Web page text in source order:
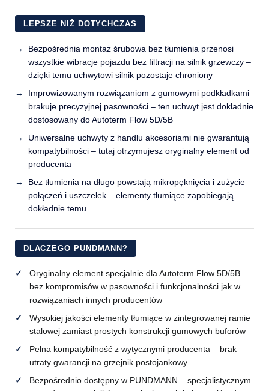
LEPSZE NIŻ DOTYCHCZAS
Bezpośrednia montaż śrubowa bez tłumienia przenosi
wszystkie wibracje pojazdu bez filtracji na silnik grzewczy –
dzięki temu uchwytowi silnik pozostaje chroniony
Improwizowanym rozwiązaniom z gumowymi podkładkami
brakuje precyzyjnej pasowności – ten uchwyt jest dokładnie
dostosowany do Autoterm Flow 5D/5B
Uniwersalne uchwyty z handlu akcesoriami nie gwarantują
kompatybilności – tutaj otrzymujesz oryginalny element od
producenta
Bez tłumienia na długo powstają mikropęknięcia i zużycie
połączeń i uszczelek – elementy tłumiące zapobiegają
dokładnie temu
DLACZEGO PUNDMANN?
Oryginalny element specjalnie dla Autoterm Flow 5D/5B –
bez kompromisów w pasowności i funkcjonalności jak w
rozwiązaniach innych producentów
Wysokiej jakości elementy tłumiące w zintegrowanej ramie
stalowej zamiast prostych konstrukcji gumowych buforów
Pełna kompatybilność z wytycznymi producenta – brak
utraty gwarancji na grzejnik postojankowy
Bezpośrednio dostępny w PUNDMANN – specjalistycznym